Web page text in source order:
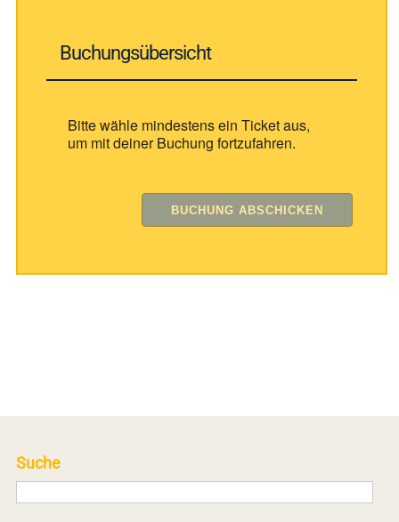
Buchungsübersicht
Bitte wähle mindestens ein Ticket aus,
um mit deiner Buchung fortzufahren.
Suche